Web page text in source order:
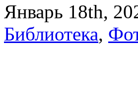
Январь 18th,
Библиотека,